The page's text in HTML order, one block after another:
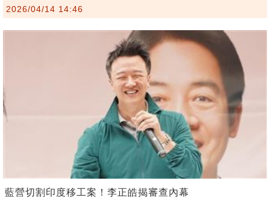
2026/04/14 14:46
藍營切割印度移工案！李正皓揭審查內幕